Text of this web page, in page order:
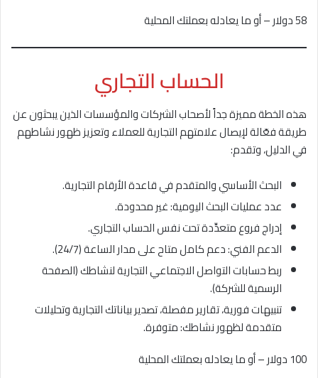
58 دولار – أو ما يعادله بعملتك المحلية
الحساب التجاري
هذه الخطة مميزة جداً لأصحاب الشركات والمؤسسات الذين يبحثون عن
طريقة فعّالة لإيصال علامتهم التجارية للعملاء وتعزيز ظهور نشاطهم
في الدليل، وتقدم:
البحث الأساسي والمتقدم في قاعدة الأرقام التجارية.
عدد عمليات البحث اليومية: غير محدودة.
إدراج فروع متعدِّدة تحت نفس الحساب التجاري.
الدعم الفني: دعم كامل متاح على مدار الساعة (24/7).
ربط حسابات التواصل الاجتماعي التجارية لنشاطك (الصفحة
الرسمية للشركة).
تنبيهات فورية، تقارير مفصلة، تصدير بياناتك التجارية وتحليلات
متقدمة لظهور نشاطك: متوفرة.
100 دولار – أو ما يعادله بعملتك المحلية